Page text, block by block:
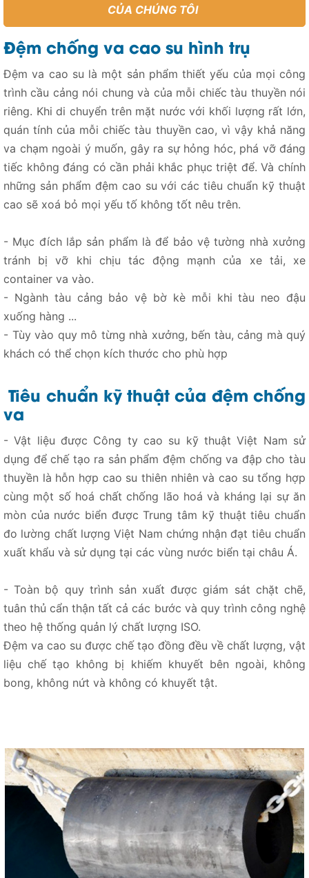
CỦA CHÚNG TÔI
Đệm chống va cao su hình trụ
Đệm va cao su là một sản phẩm thiết yếu của mọi công
trình cầu cảng nói chung và của mỗi chiếc tàu thuyền nói
riêng. Khi di chuyển trên mặt nước với khối lượng rất lớn,
quán tính của mỗi chiếc tàu thuyền cao, vì vậy khả năng
va chạm ngoài ý muốn, gây ra sự hỏng hóc, phá vỡ đáng
tiếc không đáng có cần phải khắc phục triệt để. Và chính
những sản phẩm đệm cao su với các tiêu chuẩn kỹ thuật
cao sẽ xoá bỏ mọi yếu tố không tốt nêu trên.
- Mục đích lắp sản phẩm là để bảo vệ tường nhà xưởng
tránh bị vỡ khi chịu tác động mạnh của xe tải, xe
container va vào.
- Ngành tàu cảng bảo vệ bờ kè mỗi khi tàu neo đậu
xuống hàng ...
- Tùy vào quy mô từng nhà xưởng, bến tàu, cảng mà quý
khách có thể chọn kích thước cho phù hợp
Tiêu chuẩn kỹ thuật của đệm chống
va
- Vật liệu được Công ty cao su kỹ thuật Việt Nam sử
dụng để chế tạo ra sản phẩm đệm chống va đập cho tàu
thuyền là hỗn hợp cao su thiên nhiên và cao su tổng hợp
cùng một số hoá chất chống lão hoá và kháng lại sự ăn
mòn của nước biển được Trung tâm kỹ thuật tiêu chuẩn
đo lường chất lượng Việt Nam chứng nhận đạt tiêu chuẩn
xuất khẩu và sử dụng tại các vùng nước biển tại châu Á.
- Toàn bộ quy trình sản xuất được giám sát chặt chẽ,
tuân thủ cẩn thận tất cả các bước và quy trình công nghệ
theo hệ thống quản lý chất lượng ISO.
Đệm va cao su được chế tạo đồng đều về chất lượng, vật
liệu chế tạo không bị khiếm khuyết bên ngoài, không
bong, không nứt và không có khuyết tật.